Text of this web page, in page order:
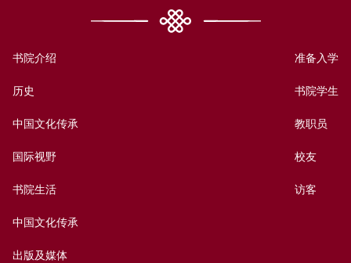
书院介绍
历史
中国文化传承
国际视野
书院生活
中国文化传承
出版及媒体
准备入学
书院学生
教职员
校友
访客